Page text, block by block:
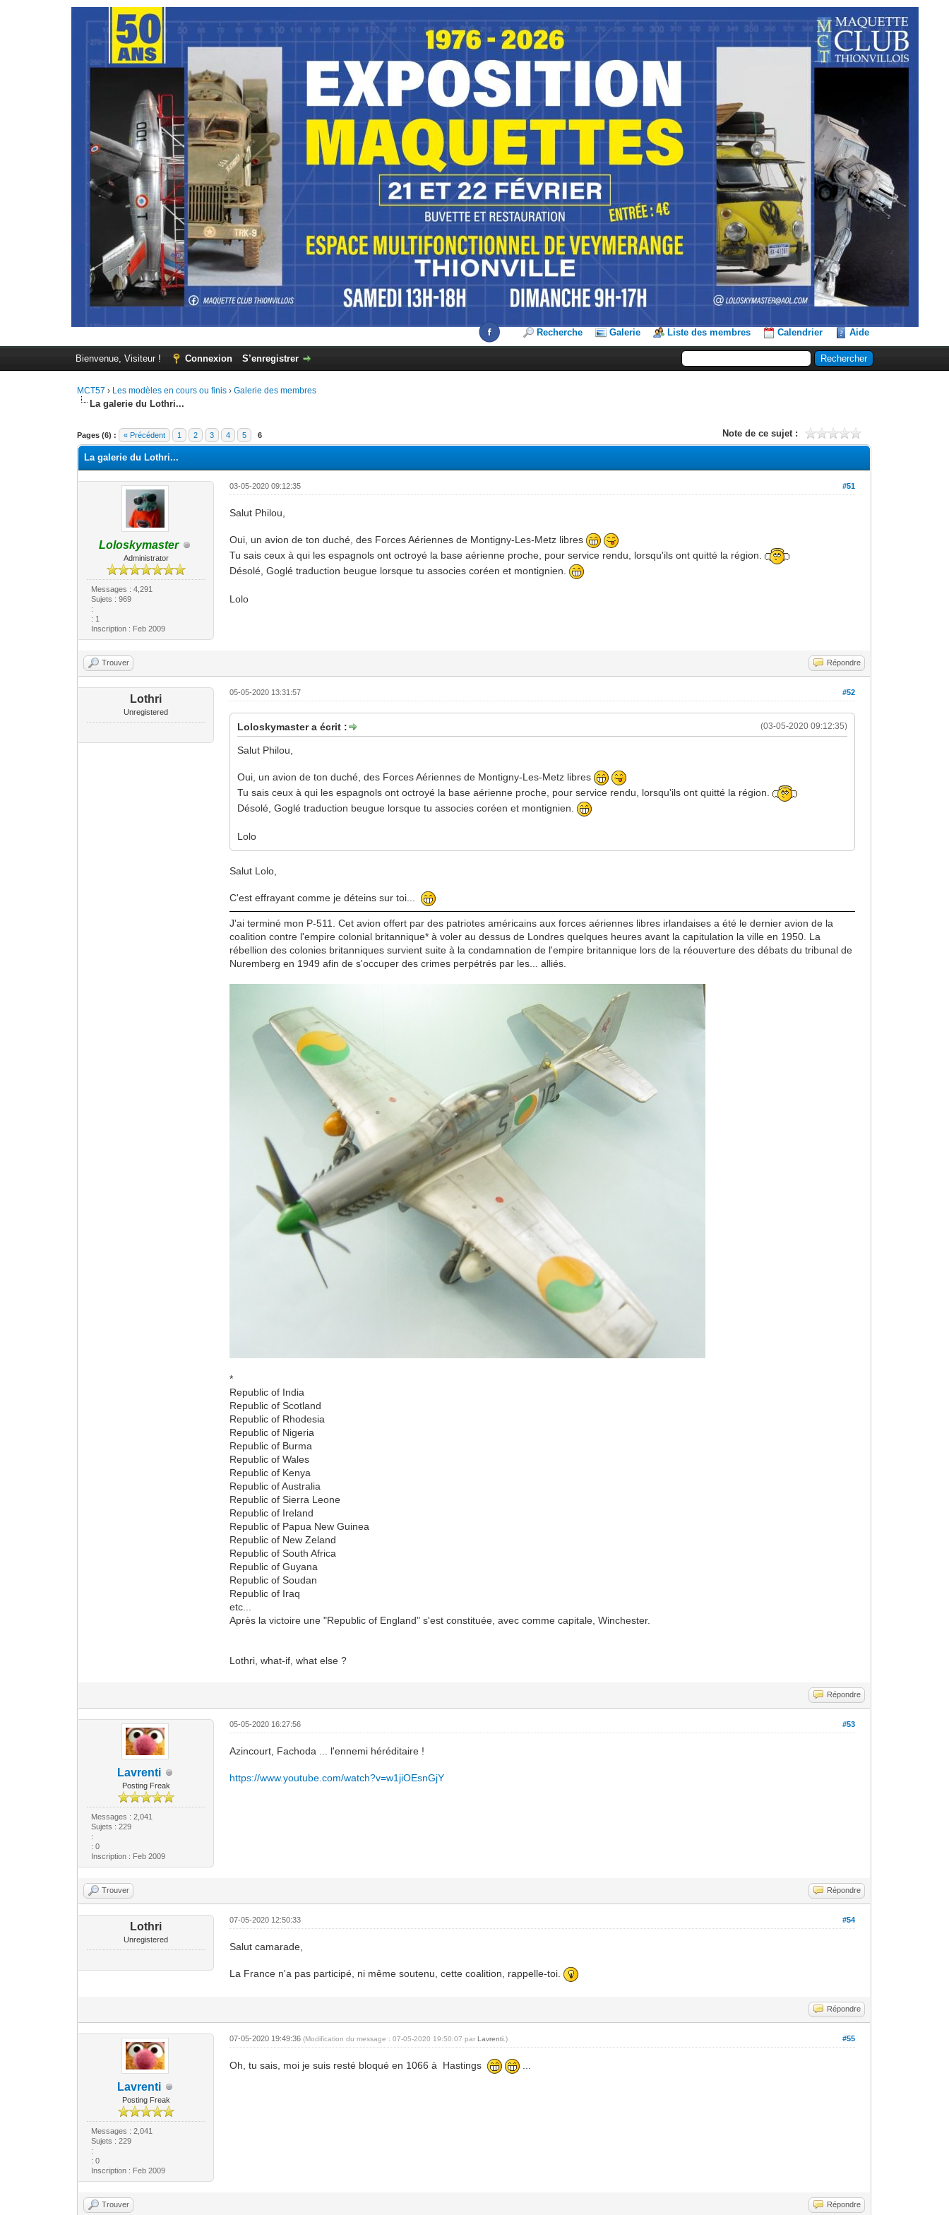
Recherche Galerie Liste des membres Calendrier Aide
Bienvenue, Visiteur ! Connexion S’enregistrer
MCT57 › Les modèles en cours ou finis ›Galerie des membres
La galerie du Lothri...
Pages (6) : « Précédent 1 2 3 4 5 6 Note de ce sujet :
Moyenne : 0 (0 vote(s))
1
2
3
4
5
La galerie du Lothri...
Loloskymaster
Administrator
Messages : 4,291
Sujets : 969
:
: 1
Inscription : Feb 2009
#51
03-05-2020 09:12:35
Salut Philou,
Oui, un avion de ton duché, des Forces Aériennes de Montigny-Les-Metz libres
Tu sais ceux à qui les espagnols ont octroyé la base aérienne proche, pour service rendu, lorsqu'ils ont quitté la région.
Désolé, Goglé traduction beugue lorsque tu associes coréen et montignien.
Lolo
Trouver Répondre
Lothri
Unregistered
#52
05-05-2020 13:31:57
(03-05-2020 09:12:35)
Loloskymaster a écrit :
Salut Philou,
Oui, un avion de ton duché, des Forces Aériennes de Montigny-Les-Metz libres
Tu sais ceux à qui les espagnols ont octroyé la base aérienne proche, pour service rendu, lorsqu'ils ont quitté la région.
Désolé, Goglé traduction beugue lorsque tu associes coréen et montignien.
Lolo
Salut Lolo,
C'est effrayant comme je déteins sur toi...
J'ai terminé mon P-511. Cet avion offert par des patriotes américains aux forces aériennes libres irlandaises a été le dernier avion de la
coalition contre l'empire colonial britannique* à voler au dessus de Londres quelques heures avant la capitulation la ville en 1950. La
rébellion des colonies britanniques survient suite à la condamnation de l'empire britannique lors de la réouverture des débats du tribunal de
Nuremberg en 1949 afin de s'occuper des crimes perpétrés par les... alliés.
*
Republic of India
Republic of Scotland
Republic of Rhodesia
Republic of Nigeria
Republic of Burma
Republic of Wales
Republic of Kenya
Republic of Australia
Republic of Sierra Leone
Republic of Ireland
Republic of Papua New Guinea
Republic of New Zeland
Republic of South Africa
Republic of Guyana
Republic of Soudan
Republic of Iraq
etc...
Après la victoire une "Republic of England" s'est constituée, avec comme capitale, Winchester.
Lothri, what-if, what else ?
Répondre
Lavrenti
Posting Freak
Messages : 2,041
Sujets : 229
:
: 0
Inscription : Feb 2009
#53
05-05-2020 16:27:56
Azincourt, Fachoda ... l'ennemi héréditaire !
https://www.youtube.com/watch?v=w1jiOEsnGjY
Trouver Répondre
Lothri
Unregistered
#54
07-05-2020 12:50:33
Salut camarade,
La France n'a pas participé, ni même soutenu, cette coalition, rappelle-toi.
Répondre
Lavrenti
Posting Freak
Messages : 2,041
Sujets : 229
:
: 0
Inscription : Feb 2009
#55
07-05-2020 19:49:36(Modification du message : 07-05-2020 19:50:07 parLavrenti .)
Oh, tu sais, moi je suis resté bloqué en 1066 à Hastings ...
Trouver Répondre